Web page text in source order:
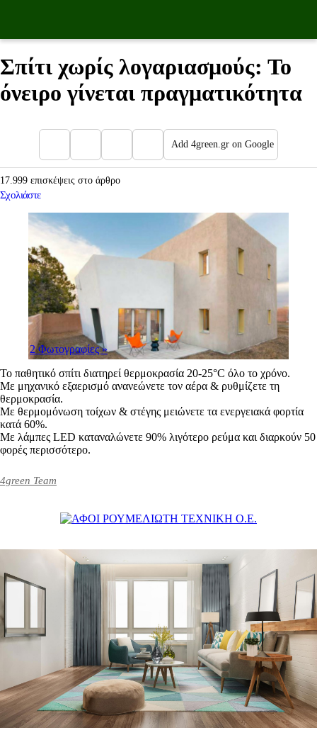
Σπίτι χωρίς λογαριασμούς: Το
όνειρο γίνεται πραγματικότητα
Add 4green.gr on Google
17.999 επισκέψεις στο άρθρο
Σχολιάστε
2 Φωτογραφίες»
Το παθητικό σπίτι διατηρεί θερμοκρασία 20-25°C όλο το χρόνο.
Με μηχανικό εξαερισμό ανανεώνετε τον αέρα & ρυθμίζετε τη
θερμοκρασία.
Με θερμομόνωση τοίχων & στέγης μειώνετε τα ενεργειακά φορτία
κατά 60%.
Με λάμπες LED καταναλώνετε 90% λιγότερο ρεύμα και διαρκούν 50
φορές περισσότερο.
4green Team